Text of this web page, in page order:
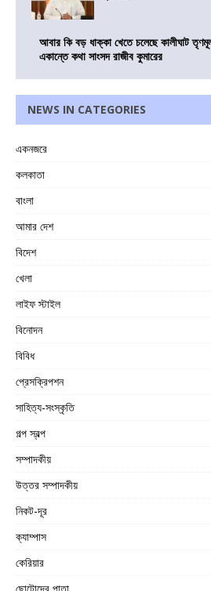
আবার কি বড় ধাক্কা খেতে চলেছে কালীঘাট
একান্তে কথা সাংসদ রাজীব কুমারের
NEWS IN CATEGORIES
একনজরে
কলকাতা
বাংলা
আমার দেশ
বিদেশ
খেলা
লাইফ স্টাইল
বিনোদন
বিবিধ
প্রেসক্রিপশন
সাহিত্য-সংস্কৃতি
গল্প স্বল্প
সম্পাদকীয়
উত্তর সম্পাদকীয়
নিকট-দূর
ক্যাম্পাস
কেরিয়ার